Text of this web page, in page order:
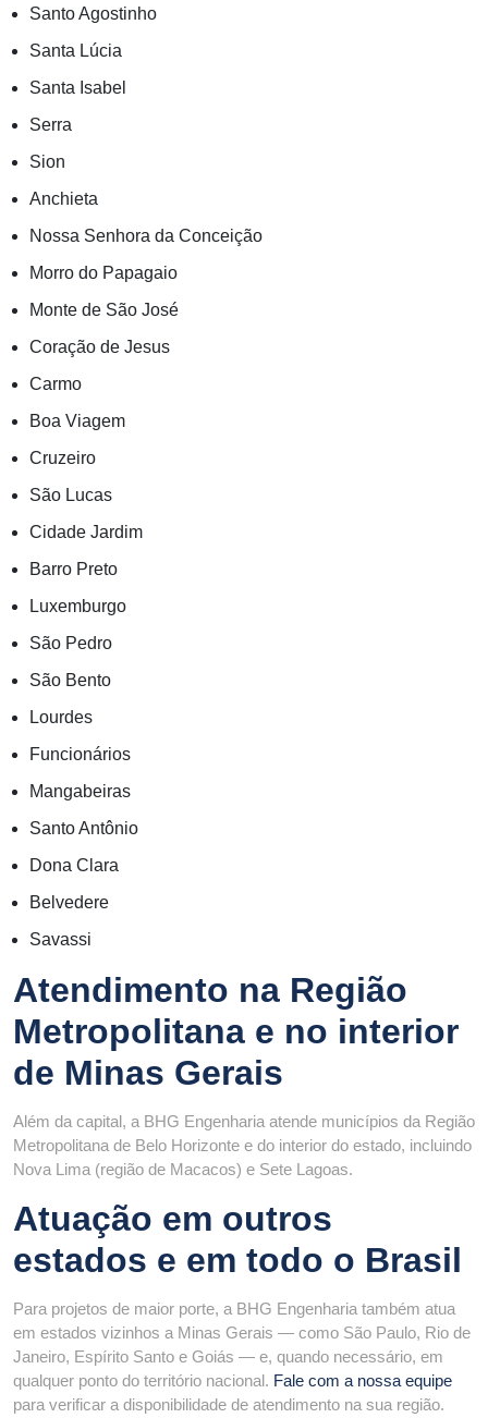
Santo Agostinho
Santa Lúcia
Santa Isabel
Serra
Sion
Anchieta
Nossa Senhora da Conceição
Morro do Papagaio
Monte de São José
Coração de Jesus
Carmo
Boa Viagem
Cruzeiro
São Lucas
Cidade Jardim
Barro Preto
Luxemburgo
São Pedro
São Bento
Lourdes
Funcionários
Mangabeiras
Santo Antônio
Dona Clara
Belvedere
Savassi
Atendimento na Região
Metropolitana e no interior
de Minas Gerais
Além da capital, a BHG Engenharia atende municípios da Região
Metropolitana de Belo Horizonte e do interior do estado, incluindo
Nova Lima (região de Macacos) e Sete Lagoas.
Atuação em outros
estados e em todo o Brasil
Para projetos de maior porte, a BHG Engenharia também atua
em estados vizinhos a Minas Gerais — como São Paulo, Rio de
Janeiro, Espírito Santo e Goiás — e, quando necessário, em
qualquer ponto do território nacional. Fale com a nossa equipe
para verificar a disponibilidade de atendimento na sua região.